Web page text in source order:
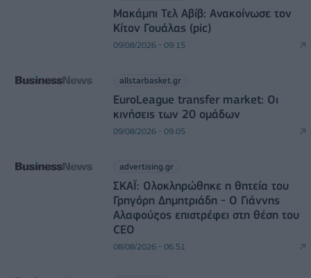
Μακάμπι Τελ Αβίβ: Ανακοίνωσε τον
Κίτον Γουάλας (pic)
09/08/2026 - 09:15
allstarbasket.gr
EuroLeague transfer market: Οι
κινήσεις των 20 ομάδων
09/08/2026 - 09:05
advertising.gr
ΣΚΑΪ: Ολοκληρώθηκε η θητεία του
Γρηγόρη Δημητριάδη - Ο Γιάννης
Αλαφούζος επιστρέφει στη θέση του
CEO
08/08/2026 - 06:51